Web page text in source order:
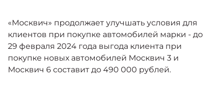
от 2 237 000 ₽*
Москвич 3 с ручным
Кредитные программы
Спецпредложения
Моторное масло
СЕРВИСНЫЕ АКЦИИ
КОНТАКТЫ
«Москвич» продолжает улучшать условия для
клиентов при покупке автомобилей марки - до
29 февраля 2024 года выгода клиента при
покупке новых автомобилей Москвич 3 и
Москвич 6 составит до 490 000 рублей.